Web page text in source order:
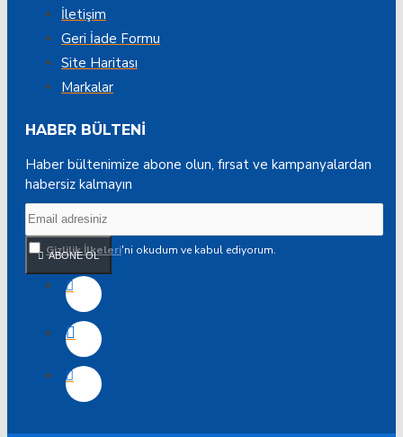
İletişim
Geri İade Formu
Site Haritası
Markalar
HABER BÜLTENI
Haber bültenimize abone olun, fırsat ve kampanyalardan
habersiz kalmayın
ABONE OL
Gizlilik İlkeleri'ni okudum ve kabul ediyorum.